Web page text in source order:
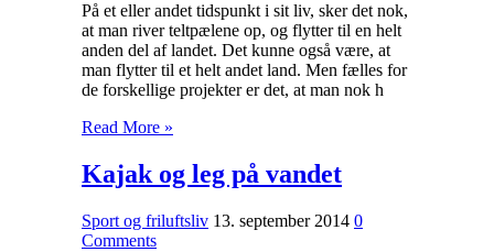
På et eller andet tidspunkt i sit liv, sker det nok,
at man river teltpælene op, og flytter til en helt
anden del af landet. Det kunne også være, at
man flytter til et helt andet land. Men fælles for
de forskellige projekter er det, at man nok h
Read More »
Kajak og leg på vandet
Sport og friluftsliv 13. september 2014 0
Comments